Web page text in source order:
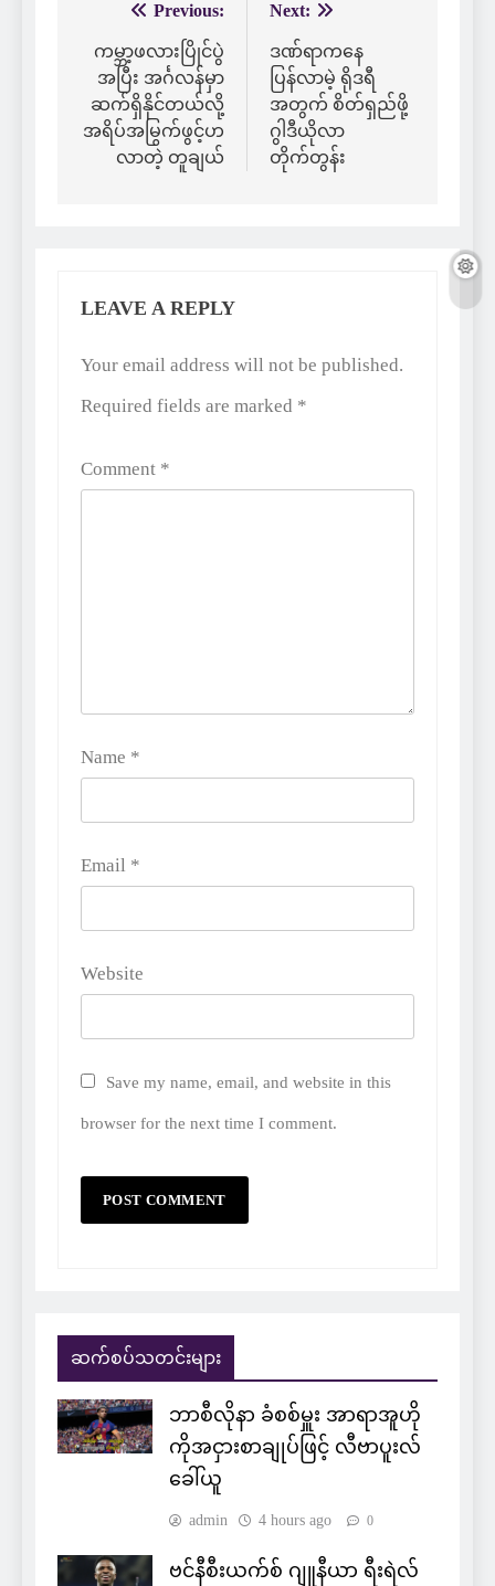
navigation
Previous:
ကမ္ဘာ့ဖလားပြိုင်ပွဲ
အပြီး အင်္ဂလန်မှာ
ဆက်ရှိနိုင်တယ်လို့
အရိပ်အမြွက်ဖွင့်ဟ
လာတဲ့ တူချယ်
Next:
ဒဏ်ရာကနေ
ပြန်လာမဲ့ ရိုဒရီ
အတွက် စိတ်ရှည်ဖို့
ဂွါဒီယိုလာ
တိုက်တွန်း
LEAVE A REPLY
Your email address will not be published.
Required fields are marked *
Comment *
Name *
Email *
Website
Save my name, email, and website in this
browser for the next time I comment.
Alternative:
ဆက်စပ်သတင်းများ
ဘာစီလိုနာ ခံစစ်မှူး အာရာအူဟို
ကိုအငှားစာချုပ်ဖြင့် လီဗာပူးလ်
ခေါ်ယူ
admin 4 hours ago 0
ဗင်နီစီးယက်စ် ဂျူနီယာ ရီးရဲလ်